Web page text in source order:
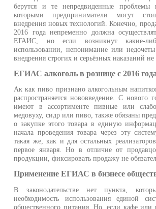
берутся и те непредвиденные проблемы
которыми предприниматели могут
внедрения новых технологий. Конечно,
2016 года непременно должна
ЕГАИС, но если возникнут какие-
использовании, непонимание или
внедрения строгих и серьёзных наказаний не
ЕГИАС алкоголь в рознице с 2016
Ак как пиво признано алкогольным
распространяется нововведение. С нового
имеют в ассортименте пивные или
медовуху, сидр или пиво, также обязаны
о закупке этого товара в единую
начала проведения товара через эту
такая же, как и для остальных
первое января. Но в отличие от
продукции, фиксировать продажу не
Применение ЕГИАС в бизнесе
В законодательстве нет пункта,
необходимость использования единой
общественного питания. Но, если кафе или